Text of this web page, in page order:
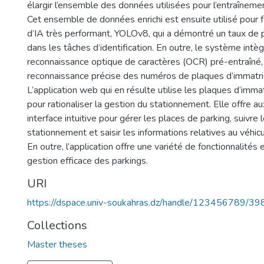
élargir l’ensemble des données utilisées pour
Cet ensemble de données enrichi est ensuite utilisé pour
d’IA très performant, YOLOv8, qui a démontré un taux
dans les tâches d’identification. En outre, le système
reconnaissance optique de caractères (OCR) pré-
reconnaissance précise des numéros de plaques
L’application web qui en résulte utilise les plaques
pour rationaliser la gestion du stationnement. Elle offre
interface intuitive pour gérer les places de parking, suivre
stationnement et saisir les informations relatives au
En outre, l’application offre une variété de fonctionnalités
gestion efficace des parkings.
URI
https://dspace.univ-soukahras.dz/handle/123456789/
Collections
Master theses